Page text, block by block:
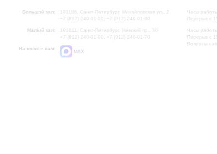
Большой зал:
191186, Санкт-Петербург, Михайловская ул., 2
+7 (812) 240-01-00, +7 (812) 240-01-80
Малый зал:
191011, Санкт-Петербург, Невский пр., 30
+7 (812) 240-01-00, +7 (812) 240-01-70
Напишите нам:
MAX
Часы
Перерыв с
Часы
Перерыв с
Вопросы